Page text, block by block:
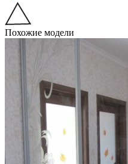
Похожие модели